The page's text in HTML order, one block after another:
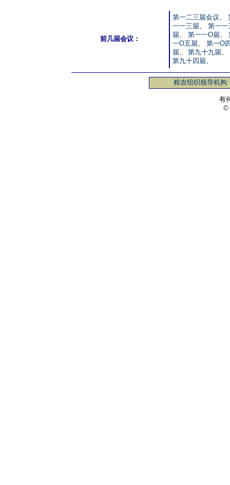
前几届会议：
第一二三届会议、
一一三届、 第一一
届、 第一一O届、
一O五届、 第一O
届、 第九十九届、
第九十四届、
粮农组织领导机构
有
©